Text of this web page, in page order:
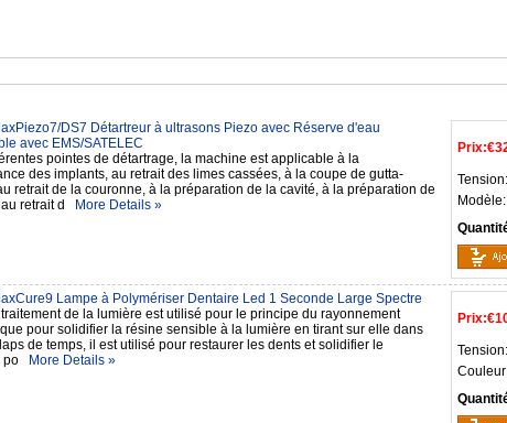
Prix:
Tension:
Modèle:
DS7 Détartreur à ultrasons Piezo avec Réserve d'eau
avec EMS/SATELEC
pointes de détartrage, la machine est applicable à la
des implants, au retrait des limes cassées, à la coupe de gutta-
retrait de la couronne, à la préparation de la cavité, à la préparation de
au retrait d
More Details »
Prix:
Tension:
Lampe à Polymériser Dentaire Led 1 Seconde Large Spectre
de la lumière est utilisé pour le principe du rayonnement
pour solidifier la résine sensible à la lumière en tirant sur elle dans
de temps, il est utilisé pour restaurer les dents et solidifier le
po
More Details »